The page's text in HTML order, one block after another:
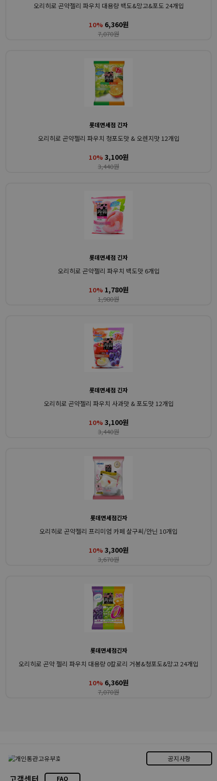
오리히로 곤약젤리 파우치 대용량 백도&망고&포도 24개입
10% 6,360원
7,070원
롯데면세점 긴자
오리히로 곤약젤리 파우치 청포도맛 & 오렌지맛 12개입
10% 3,100원
3,440원
롯데면세점 긴자
오리히로 곤약젤리 파우치 백도맛 6개입
10% 1,780원
1,980원
롯데면세점 긴자
오리히로 곤약젤리 파우치 사과맛 & 포도맛 12개입
10% 3,100원
3,440원
롯데면세점긴자
오리히로 곤약젤리 프리미엄 카페 살구씨/안닌 10개입
10% 3,300원
3,670원
롯데면세점긴자
오리히로 곤약 젤리 파우치 대용량 0칼로리 거봉&청포도&망고 24개입
10% 6,360원
7,070원
공지사항
고객센터 FAQ